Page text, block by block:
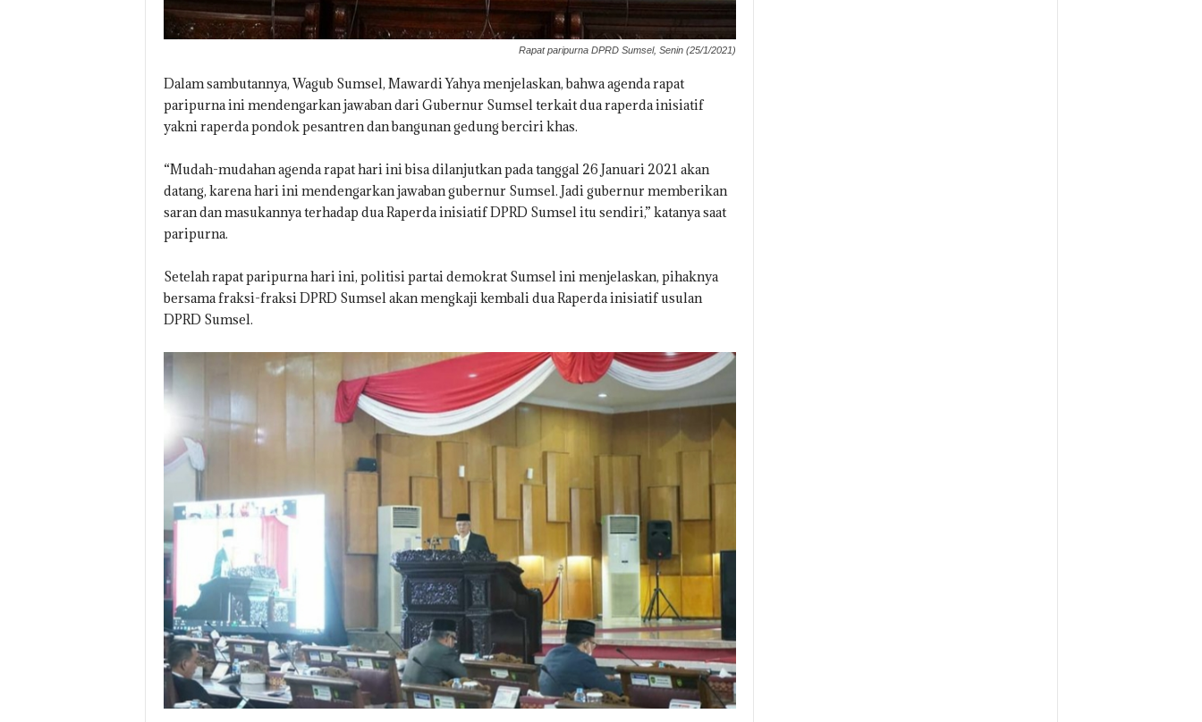
Rapat paripurna DPRD Sumsel, Senin (25/1/2021)
Dalam sambutannya, Wagub Sumsel, Mawardi Yahya menjelaskan, bahwa agenda rapat
paripurna ini mendengarkan jawaban dari Gubernur Sumsel terkait dua raperda inisiatif
yakni raperda pondok pesantren dan bangunan gedung berciri khas.
“Mudah-mudahan agenda rapat hari ini bisa dilanjutkan pada tanggal 26 Januari 2021 akan
datang, karena hari ini mendengarkan jawaban gubernur Sumsel. Jadi gubernur memberikan
saran dan masukannya terhadap dua Raperda inisiatif DPRD Sumsel itu sendiri,” katanya saat
paripurna.
Setelah rapat paripurna hari ini, politisi partai demokrat Sumsel ini menjelaskan, pihaknya
bersama fraksi-fraksi DPRD Sumsel akan mengkaji kembali dua Raperda inisiatif usulan
DPRD Sumsel.